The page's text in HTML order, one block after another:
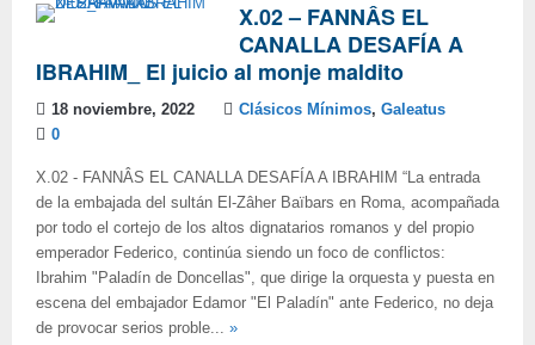
X.02 – FANNÂS EL
CANALLA DESAFÍA A
IBRAHIM_ El juicio al monje maldito
18 noviembre, 2022 Clásicos Mínimos, Galeatus
0
X.02 - FANNÂS EL CANALLA DESAFÍA A IBRAHIM “La entrada
de la embajada del sultán El-Zâher Baïbars en Roma, acompañada
por todo el cortejo de los altos dignatarios romanos y del propio
emperador Federico, continúa siendo un foco de conflictos:
Ibrahim "Paladín de Doncellas", que dirige la orquesta y puesta en
escena del embajador Edamor "El Paladín" ante Federico, no deja
de provocar serios proble... »